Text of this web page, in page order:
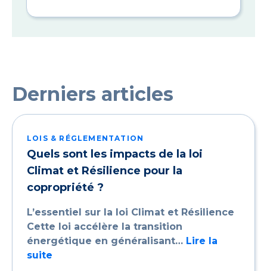
Derniers articles
LOIS & RÉGLEMENTATION
Quels sont les impacts de la loi
Climat et Résilience pour la
copropriété ?
L’essentiel sur la loi Climat et Résilience
Cette loi accélère la transition
énergétique en généralisant… Lire la
suite